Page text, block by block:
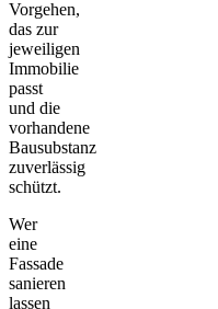
Vorgehen,
das zur
jeweiligen
Immobilie
passt
und die
vorhandene
Bausubstanz
zuverlässig
schützt.
Wer
eine
Fassade
sanieren
lassen